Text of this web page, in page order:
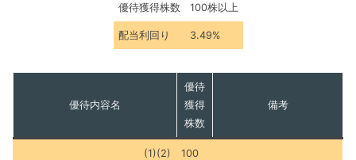
優待獲得株数 100株以上
配当利回り 3.49%
優待内容名
優待
獲得
株数
備考
(1)(2)
100